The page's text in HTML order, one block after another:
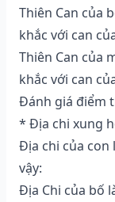
Thiên Can của
khắc với can
Thiên Can của
khắc với can
Đánh giá điểm
* Địa chi xung
Địa chi của con
vậy:
Địa Chi của bố